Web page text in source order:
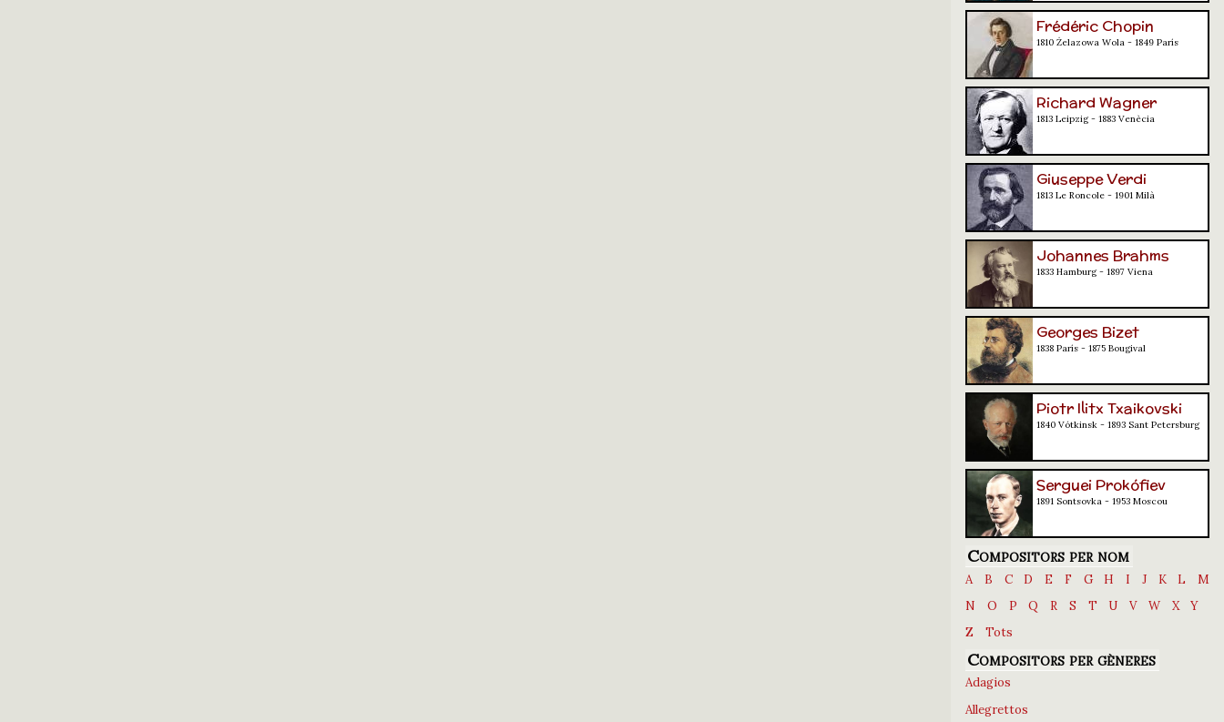
Frédéric Chopin
1810 Żelazowa Wola - 1849 París
Richard Wagner
1813 Leipzig - 1883 Venècia
Giuseppe Verdi
1813 Le Roncole - 1901 Milà
Johannes Brahms
1833 Hamburg - 1897 Viena
Georges Bizet
1838 París - 1875 Bougival
Piotr Ilitx Txaikovski
1840 Vótkinsk - 1893 Sant Petersburg
Serguei Prokófiev
1891 Sontsovka - 1953 Moscou
Compositors per nom
A B C D E F G H I J K L
M
N
O P Q R S T U V W X
Y
Z
Tots
Compositors per gèneres
Adagios
Allegrettos